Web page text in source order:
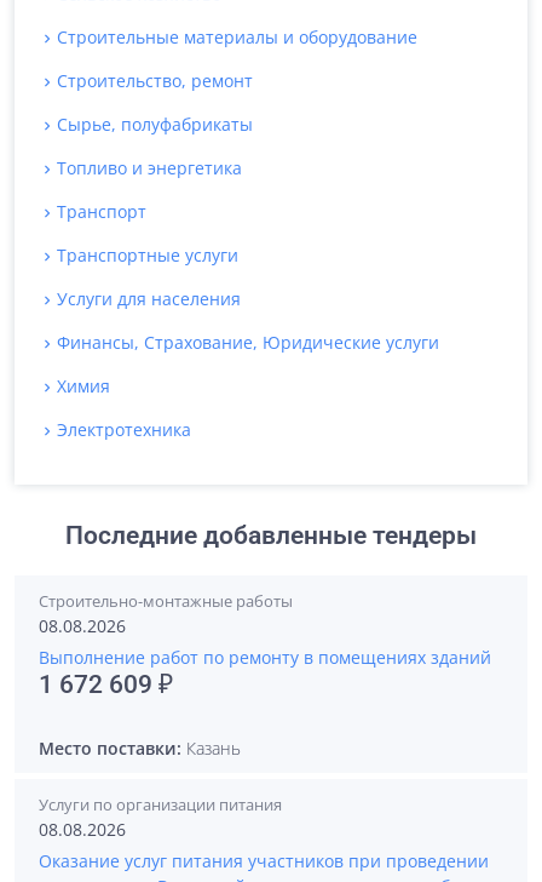
Строительные материалы и оборудование
Строительство, ремонт
Сырье, полуфабрикаты
Топливо и энергетика
Транспорт
Транспортные услуги
Услуги для населения
Финансы, Страхование, Юридические услуги
Химия
Электротехника
Последние добавленные тендеры
Строительно-монтажные работы
08.08.2026
Выполнение работ по ремонту в помещениях зданий
1 672 609 ₽
Место поставки: Казань
Услуги по организации питания
08.08.2026
Оказание услуг питания участников при проведении